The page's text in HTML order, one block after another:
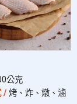
公克
/ 烤、炸、燉、滷